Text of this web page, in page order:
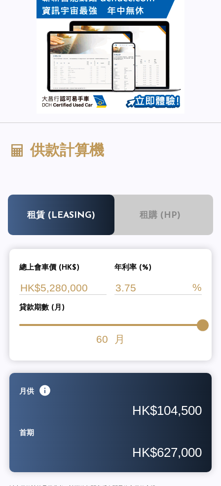
供款計算機
租賃 (LEASING) 租購 (HP)
總上會車價 (HK$) 年利率 (%)
貸款期數 (月)
60 月
月供
HK$104,500
首期
HK$627,000